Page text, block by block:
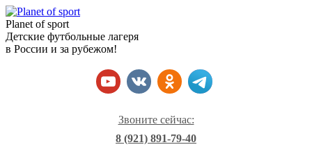
Planet of sport
Детские футбольные лагеря
в России и за рубежом!
Звоните сейчас:
8 (921) 891-79-40